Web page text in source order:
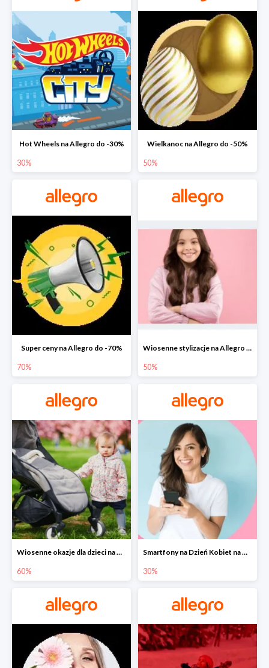
Hot Wheels na Allegro do -30%
30%
Wielkanoc na Allegro do -50%
50%
Super ceny na Allegro do -70%
70%
Wiosenne stylizacje na Allegro do -50%
50%
Wiosenne okazje dla dzieci na Allegro do -60%
60%
Smartfony na Dzień Kobiet na Allegro do -30%
30%